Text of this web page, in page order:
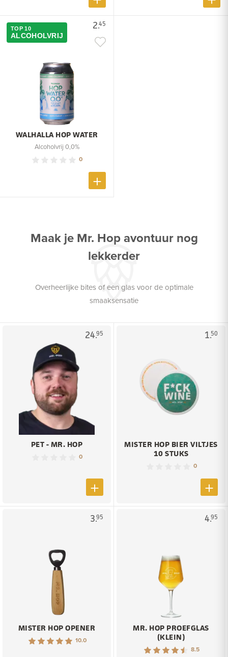
2.45
TOP 10
ALCOHOLVRIJ
WALHALLA HOP WATER
Alcoholvrij 0,0%
0
Maak je Mr. Hop avontuur nog
lekkerder
Overheerlijke bites of een glas voor de optimale
smaaksensatie
24.95
PET - MR. HOP
0
1.50
MISTER HOP BIER VILTJES
10 STUKS
0
3.95
MISTER HOP OPENER
10.0
4.95
MR. HOP PROEFGLAS
(KLEIN)
8.5